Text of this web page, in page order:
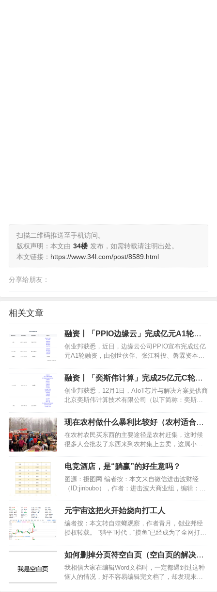
扫描二维码推送至手机访问。
版权声明：本文由 34楼 发布，如需转载请注明出处。
本文链接： https://www.34l.com/post/8589.html
分享给朋友：
相关文章
融资丨「PPIO边缘云」完成亿元A1轮融
资，刷新边缘云领域融资记录
创业邦获悉，近日，边缘云公司PPIO宣布完成过亿
元A1轮融资，由创世伙伴、张江科投、磐霖资本等
资本及华业天成继续追加投资，光源资本担任融资
财务顾问。这是公司半年内再次获投资人支持，公
司A2轮…
融资丨「奕斯伟计算」完成25亿元C轮融
资，目标物联网芯片领域全球领导者
创业邦获悉，12月1日，AIoT芯片与解决方案提供商
北京奕斯伟计算技术有限公司（以下简称：奕斯伟
和中国互联网投资基金联合领投，尚颀投资、国开
科创、华新投资等跟投，老股东 IDG、君联资本、
刘益…
现在农村做什么暴利比较好（农村适合的
创业项目推荐）
在农村农民买东西的主要途径是农村赶集，这时候
很多人会批发了东西来到农村集上去卖，这属小本
么暴利?赶集卖什么利润大?下面一起来了解一下。
在农村赶集也是有不少工具可以售卖的，无外乎想
要销量好的最好…
电竞酒店，是“躺赢”的好生意吗？
图源：摄图网 编者按：本文来自微信进击波财经
（ID:jinbubo），作者：进击波大商业组，编辑：
店，网吧的终场？ “开黑，搞起！” 国庆期间，我和
两位同行的朋友，在成都的春熙路商圈，体验了
一…
元宇宙这把火开始烧向打工人
编者按：本文转自螳螂观察，作者青月，创业邦经
授权转载。 “躺平”时代，“摸鱼”已经成为了全网打工
侃大山、吃零食、发展副业、在厕所里打游戏，“励
志”一点的打工人，则借着摸鱼的时间拿下一本本职
业资格…
如何删掉分页符空白页（空白页的解决方
法）
我相信大家在编辑Word文档时，一定都遇到过这种
恼人的情况，好不容易编辑完文档了，却发现末尾